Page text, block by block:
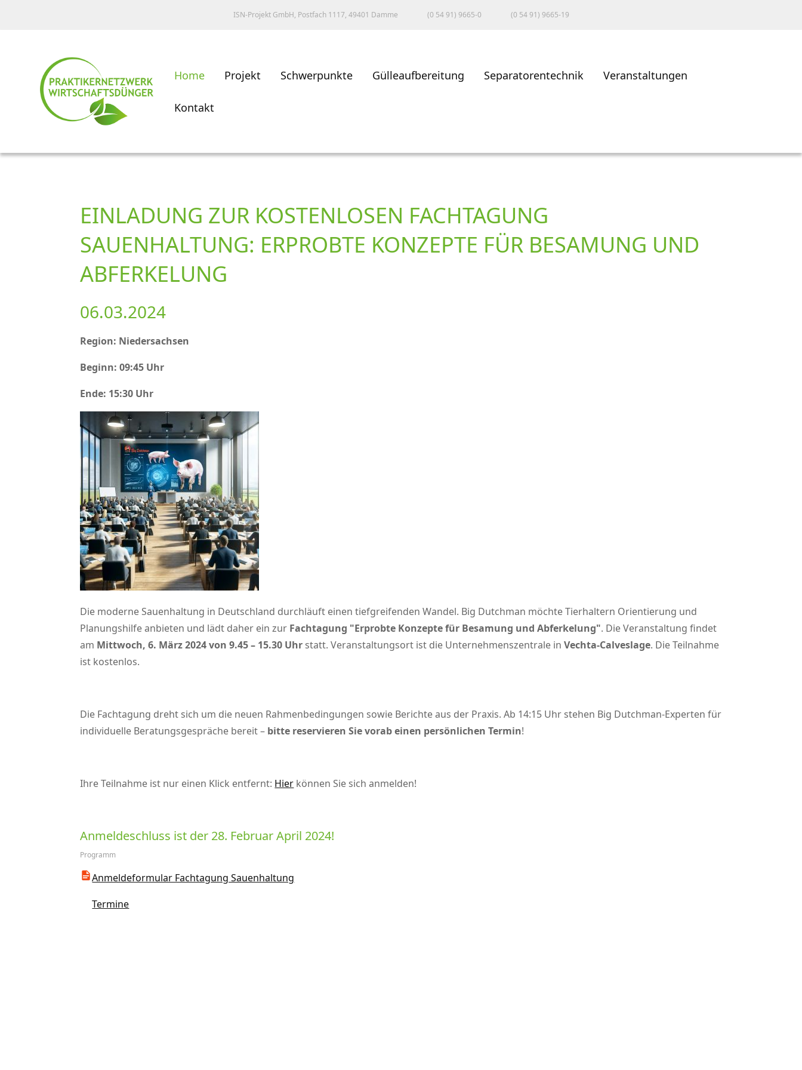
ISN-Projekt GmbH, Postfach 1117, 49401 Damme (0 54 91) 9665-0 (0 54 91) 9665-19
Home Projekt Schwerpunkte Gülleaufbereitung Separatorentechnik Veranstaltungen
Kontakt
EINLADUNG ZUR KOSTENLOSEN FACHTAGUNG
SAUENHALTUNG: ERPROBTE KONZEPTE FÜR BESAMUNG UND
ABFERKELUNG
06.03.2024
Region: Niedersachsen
Beginn: 09:45 Uhr
Ende: 15:30 Uhr
Die moderne Sauenhaltung in Deutschland durchläuft einen tiefgreifenden Wandel. Big Dutchman möchte Tierhaltern Orientierung und
Planungshilfe anbieten und lädt daher ein zur Fachtagung Erprobte Konzepte für Besamung und Abferkelung . Die Veranstaltung findet
am Mittwoch, 6. März 2024 von 9.45 – 15.30 Uhr statt. Veranstaltungsort ist die Unternehmenszentrale inVechta-Calveslage. Die Teilnahme
ist kostenlos.
Die Fachtagung dreht sich um die neuen Rahmenbedingungen sowie Berichte aus der Praxis. Ab 14:15 Uhr stehen Big Dutchman-Experten für
individuelle Beratungsgespräche bereit – bitte reservieren Sie vorab einen persönlichen Termin!
Ihre Teilnahme ist nur einen Klick entfernt: Hier können Sie sich anmelden!
Anmeldeschluss ist der 28. Februar April 2024!
Programm
Anmeldeformular Fachtagung Sauenhaltung
Termine